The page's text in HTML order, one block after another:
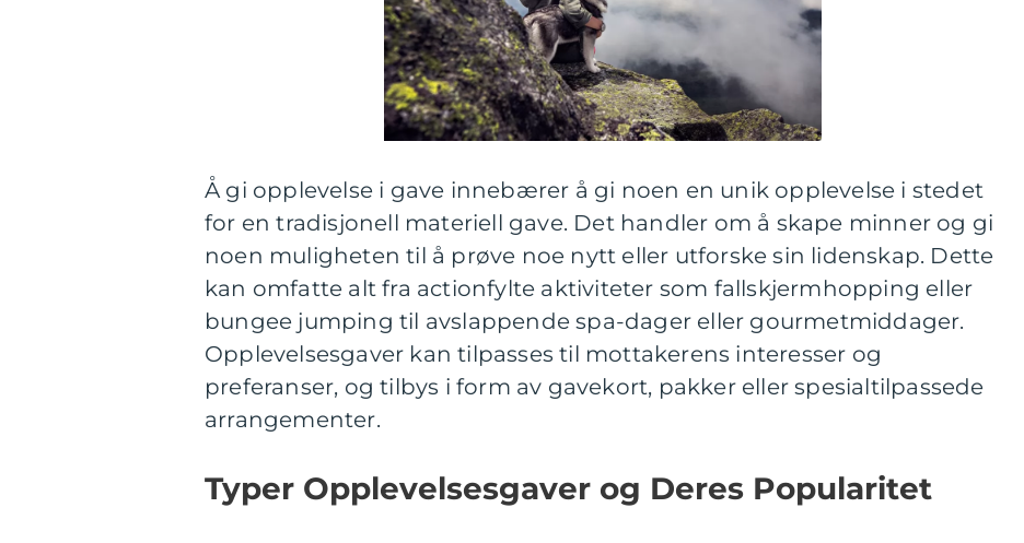
Å gi opplevelse i gave innebærer å gi noen en unik opplevelse i stedet
for en tradisjonell materiell gave. Det handler om å skape minner og gi
noen muligheten til å prøve noe nytt eller utforske sin lidenskap. Dette
kan omfatte alt fra actionfylte aktiviteter som fallskjermhopping eller
bungee jumping til avslappende spa-dager eller gourmetmiddager.
Opplevelsesgaver kan tilpasses til mottakerens interesser og
preferanser, og tilbys i form av gavekort, pakker eller spesialtilpassede
arrangementer.
Typer Opplevelsesgaver og Deres Popularitet